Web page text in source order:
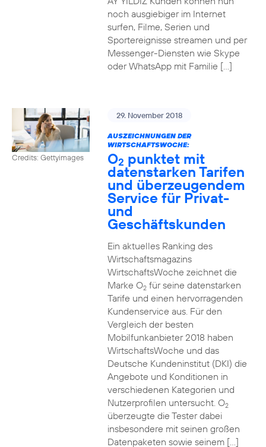
noch ausgiebiger im Internet
surfen, Filme, Serien und
Sportereignisse streamen und per
Messenger-Diensten wie Skype
oder WhatsApp mit Familie […]
Credits: Gettyimages
29. November 2018
AUSZEICHNUNGEN DER
WIRTSCHAFTSWOCHE:
O2 punktet mit
datenstarken Tarifen
und überzeugendem
Service für Privat-
und
Geschäftskunden
Ein aktuelles Ranking des
Wirtschaftsmagazins
WirtschaftsWoche zeichnet die
Marke O2für seine datenstarken
Tarife und einen hervorragenden
Kundenservice aus. Für den
Vergleich der besten
Mobilfunkanbieter 2018 haben
WirtschaftsWoche und das
Deutsche Kundeninstitut (DKI) die
Angebote und Konditionen in
verschiedenen Kategorien und
Nutzerprofilen untersucht. O2
überzeugte die Tester dabei
insbesondere mit seinen großen
Datenpaketen sowie seinem […]